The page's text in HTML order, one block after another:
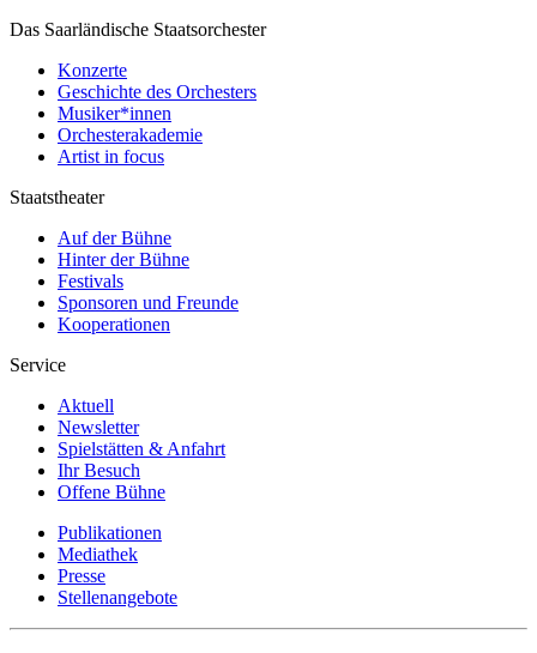
Das Saarländische Staatsorchester
Konzerte
Geschichte des Orchesters
Musiker*innen
Orchesterakademie
Artist in focus
Staatstheater
Auf der Bühne
Hinter der Bühne
Festivals
Sponsoren und Freunde
Kooperationen
Service
Aktuell
Newsletter
Spielstätten & Anfahrt
Ihr Besuch
Offene Bühne
Publikationen
Mediathek
Presse
Stellenangebote